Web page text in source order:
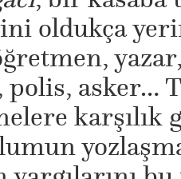
oldukça
polis, asker…